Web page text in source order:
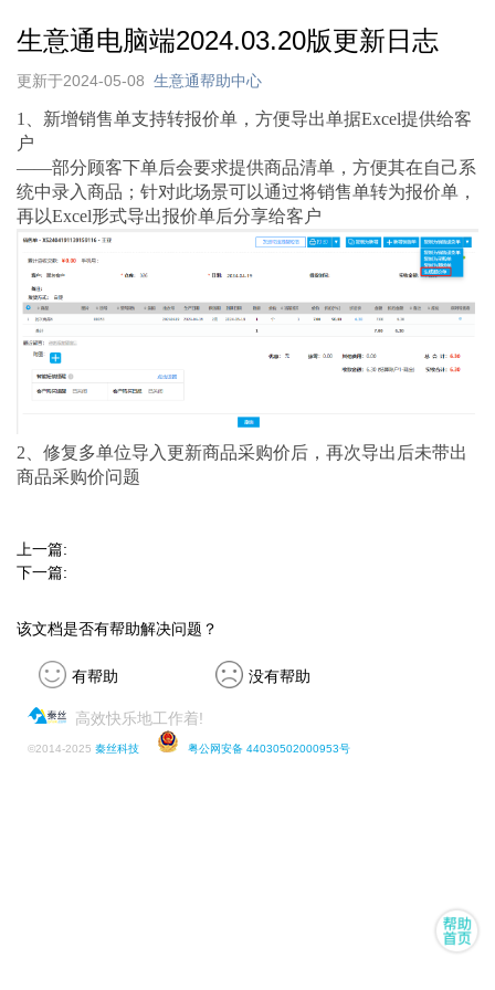
生意通电脑端2024.03.20版更新日志
更新于2024-05-08 生意通帮助中心
1、新增销售单支持转报价单，方便导出单据Excel提供给客
户
——部分顾客下单后会要求提供商品清单，方便其在自己系
统中录入商品；针对此场景可以通过将销售单转为报价单，
再以Excel形式导出报价单后分享给客户
2、修复多单位导入更新商品采购价后，再次导出后未带出
商品采购价问题
上一篇:
下一篇:
该文档是否有帮助解决问题？
有帮助 没有帮助
高效快乐地工作着!
©2014-2025 秦丝科技 粤公网安备 44030502000953号